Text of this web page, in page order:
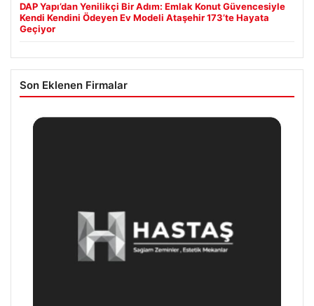
DAP Yapı’dan Yenilikçi Bir Adım: Emlak Konut Güvencesiyle
Kendi Kendini Ödeyen Ev Modeli Ataşehir 173’te Hayata
Geçiyor
Son Eklenen Firmalar